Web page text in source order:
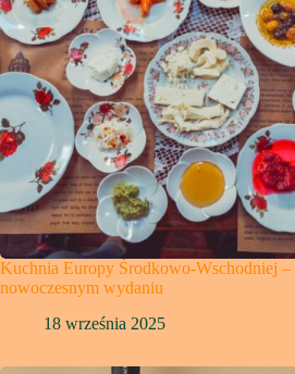
Kuchnia Europy Środkowo-Wschodniej
nowoczesnym wydaniu
18 września 2025